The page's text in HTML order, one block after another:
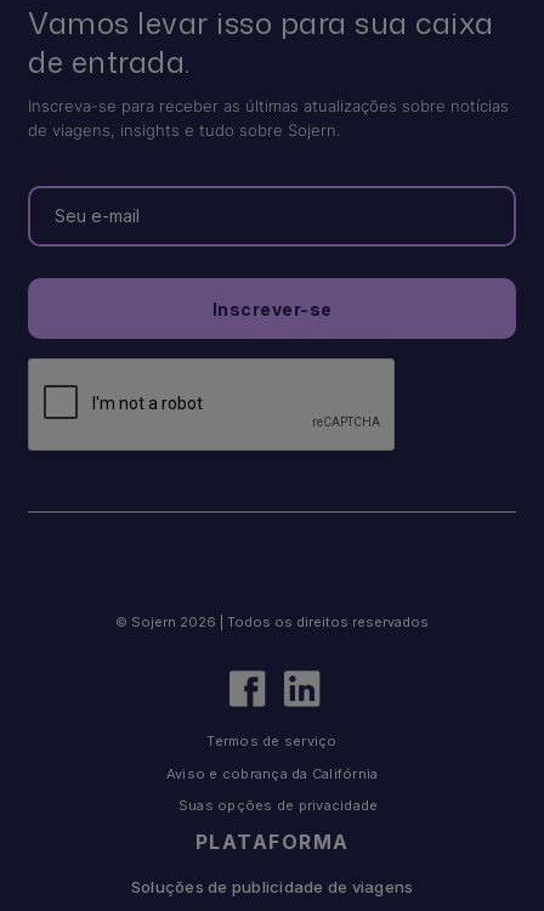
Vamos levar isso para sua caixa
de entrada.
Inscreva-se para receber as últimas atualizações sobre notícias
de viagens, insights e tudo sobre Sojern.
PLATAFORMA
Soluções de publicidade de viagens
© Sojern 2026 | Todos os direitos reservados
Termos de serviço
Aviso e cobrança da Califórnia
Suas opções de privacidade